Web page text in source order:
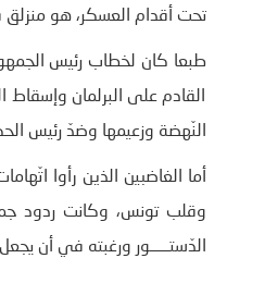
تحت أقدام العسكر، هو منزلق
طبعا كان لخطاب رئيس
القادم على البرلمان
النّهضة وزعيمها وضدّ رئيس
أما الغاضبين الذين رأوا
وقلب تونس، وكانت ردود
الدّستــــــور ورغبته في أن